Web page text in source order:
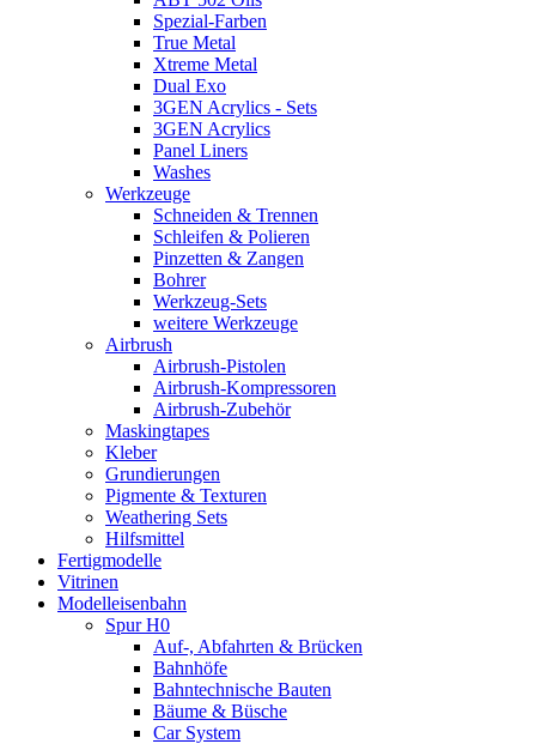
Spezial-Farben
True Metal
Xtreme Metal
Dual Exo
3GEN Acrylics - Sets
3GEN Acrylics
Panel Liners
Washes
Werkzeuge
Schneiden & Trennen
Schleifen & Polieren
Pinzetten & Zangen
Bohrer
Werkzeug-Sets
weitere Werkzeuge
Airbrush
Airbrush-Pistolen
Airbrush-Kompressoren
Airbrush-Zubehör
Maskingtapes
Kleber
Grundierungen
Pigmente & Texturen
Weathering Sets
Hilfsmittel
Fertigmodelle
Vitrinen
Modelleisenbahn
Spur H0
Auf-, Abfahrten & Brücken
Bahnhöfe
Bahntechnische Bauten
Bäume & Büsche
Car System